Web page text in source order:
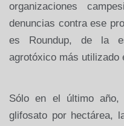
organizaciones
denuncias contra ese
es Roundup, de la
agrotóxico más utilizado
Sólo en el último año,
glifosato por hectárea,